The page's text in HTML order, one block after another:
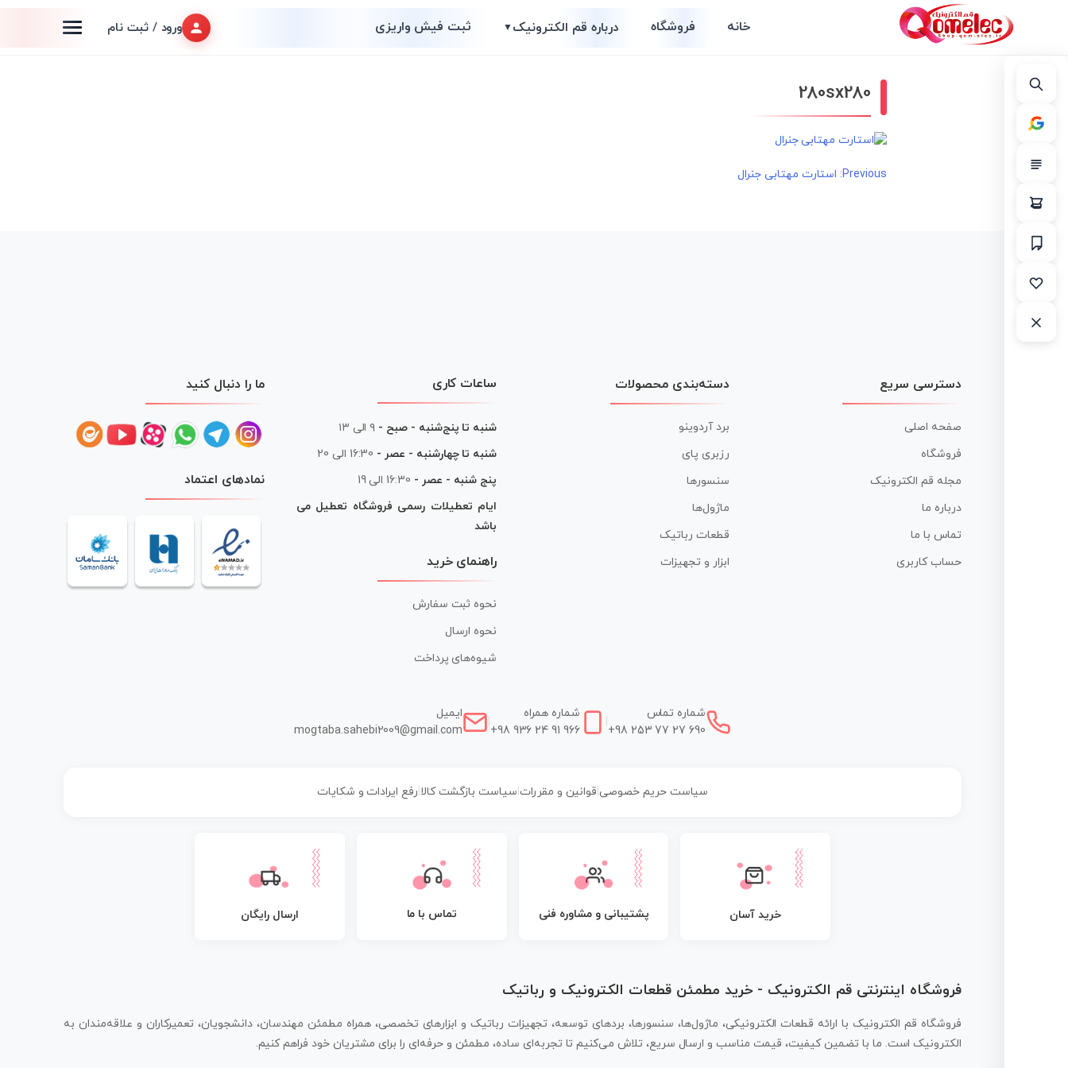
خانه فروشگاه درباره قم الکترونیک▼ ثبت فیش واریزی ورود / ثبت نام
280sx280
راهبری
Previous: استارت مهتابی جنرال
دسترسی سریع
صفحه اصلی
فروشگاه
مجله قم الکترونیک
درباره ما
تماس با ما
حساب کاربری
دسته‌بندی محصولات
برد آردوینو
رزبری پای
سنسورها
ماژول‌ها
قطعات رباتیک
ابزار و تجهیزات
ساعات کاری
شنبه تا پنج‌شنبه - صبح - ۹ الی ۱۳
شنبه تا چهارشنبه - عصر - 16:30 الی 20
پنج شنبه - عصر - 16:30 الی 19
ایام تعطیلات رسمی فروشگاه تعطیل می
باشد
راهنمای خرید
نحوه ثبت سفارش
نحوه ارسال
شیوه‌های پرداخت
ما را دنبال کنید
نمادهای اعتماد
شماره تماس
+98 253 77 27 690
شماره همراه
+98 936 24 91 966
ایمیل
mogtaba.sahebi2009@gmail.com
سیاست حریم خصوصی| قوانین و مقررات سیاست بازگشت کالا رفع ایرادات و شکایات
خرید آسان پشتیبانی و مشاوره فنی تماس با ما ارسال رایگان
فروشگاه اینترنتی قم الکترونیک - خرید مطمئن قطعات الکترونیک و رباتیک
فروشگاه قم الکترونیک با ارائه قطعات الکترونیکی، ماژول‌ها، سنسورها، بردهای توسعه، تجهیزات رباتیک و ابزارهای تخصصی، همراه مطمئن مهندسان، دانشجویان، تعمیرکاران و علاقه‌مندان به
الکترونیک است. ما با تضمین کیفیت، قیمت مناسب و ارسال سریع، تلاش می‌کنیم تا تجربه‌ای ساده، مطمئن و حرفه‌ای را برای مشتریان خود فراهم کنیم.